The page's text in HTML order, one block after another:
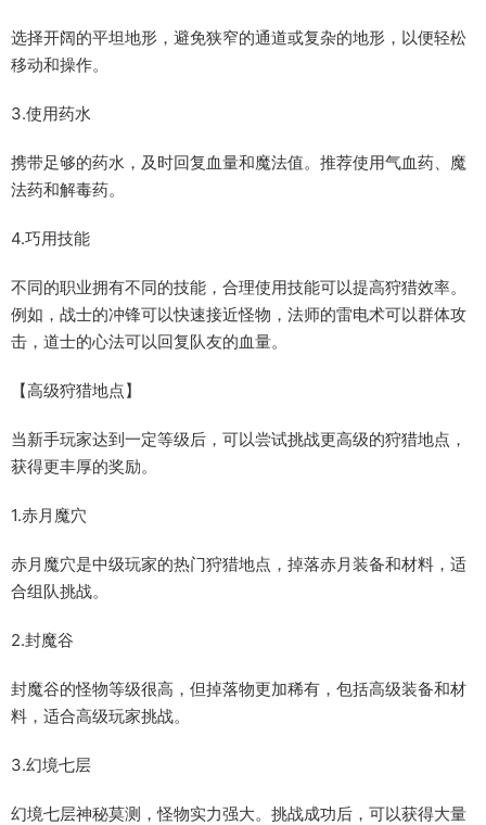
选择开阔的平坦地形，避免狭窄的通道或复杂的地形，以便轻松
移动和操作。
3.使用药水
携带足够的药水，及时回复血量和魔法值。推荐使用气血药、魔
法药和解毒药。
4.巧用技能
不同的职业拥有不同的技能，合理使用技能可以提高狩猎效率。
例如，战士的冲锋可以快速接近怪物，法师的雷电术可以群体攻
击，道士的心法可以回复队友的血量。
【高级狩猎地点】
当新手玩家达到一定等级后，可以尝试挑战更高级的狩猎地点，
获得更丰厚的奖励。
1.赤月魔穴
赤月魔穴是中级玩家的热门狩猎地点，掉落赤月装备和材料，适
合组队挑战。
2.封魔谷
封魔谷的怪物等级很高，但掉落物更加稀有，包括高级装备和材
料，适合高级玩家挑战。
3.幻境七层
幻境七层神秘莫测，怪物实力强大。挑战成功后，可以获得大量